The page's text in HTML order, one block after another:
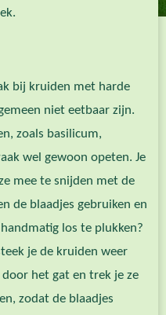
bij kruiden met harde
niet eetbaar zijn.
zoals basilicum,
wel gewoon opeten. Je
mee te snijden met de
de blaadjes gebruiken en
los te plukken?
je de kruiden weer
het gat en trek je ze
zodat de blaadjes